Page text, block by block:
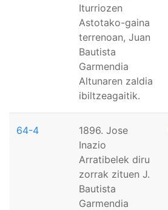
Iturriozen
Astotako-gaina
terrenoan, Juan
Bautista
Garmendia
Altunaren zaldia
ibiltzeagaitik.
64-4
1896. Jose
Inazio
Arratibelek diru
zorrak zituen J.
Bautista
Garmendia